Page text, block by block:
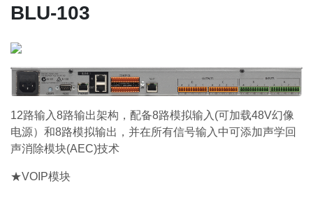
BLU-103
12路输入8路输出架构，配备8路模拟输入(可加载48V幻像
电源）和8路模拟输出，并在所有信号输入中可添加声学回
声消除模块(AEC)技术
★VOIP模块